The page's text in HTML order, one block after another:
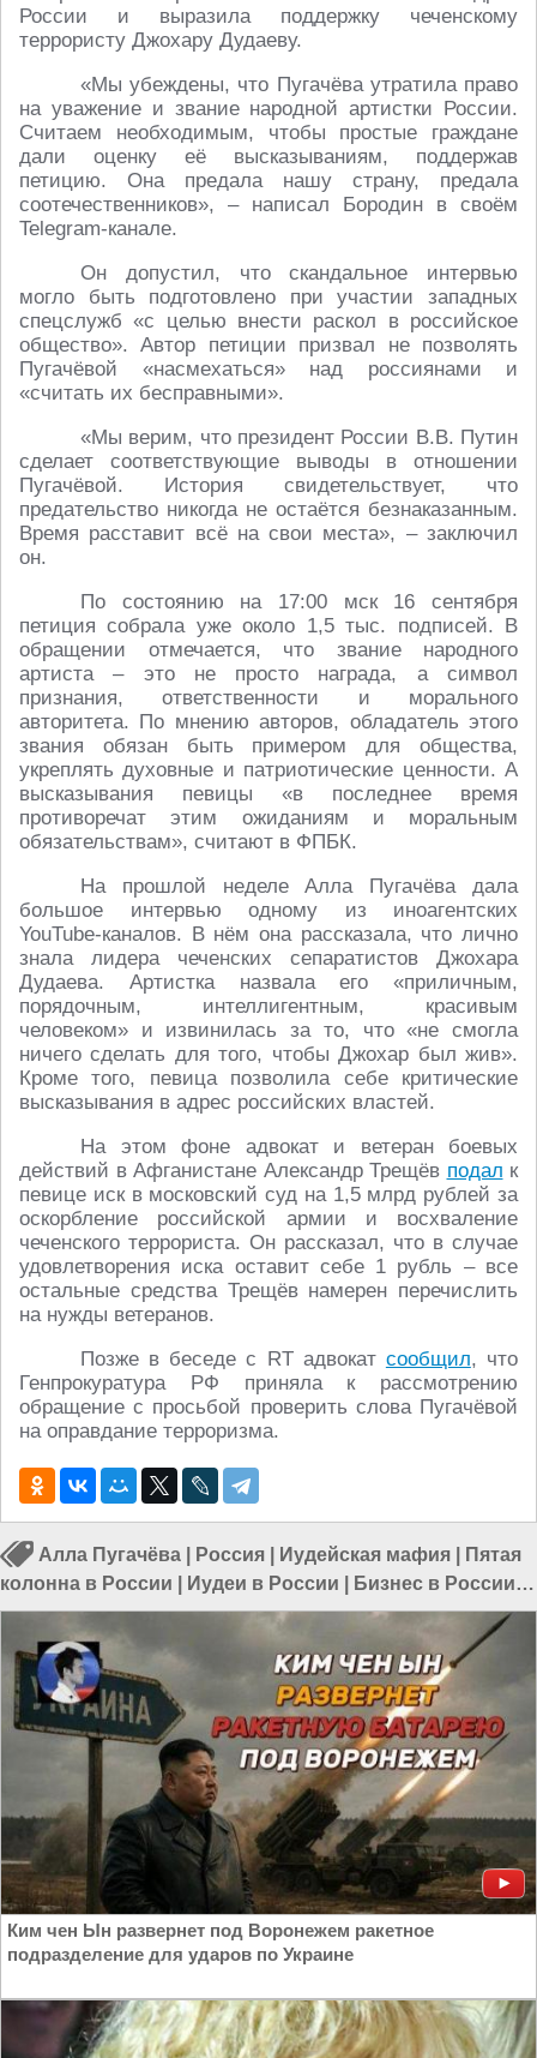
России и выразила поддержку чеченскому
террористу Джохару Дудаеву.
«Мы убеждены, что Пугачёва утратила право
на уважение и звание народной артистки России.
Считаем необходимым, чтобы простые граждане
дали оценку её высказываниям, поддержав
петицию. Она предала нашу страну, предала
соотечественников», – написал Бородин в своём
Telegram-канале.
Он допустил, что скандальное интервью
могло быть подготовлено при участии западных
спецслужб «с целью внести раскол в российское
общество». Автор петиции призвал не позволять
Пугачёвой «насмехаться» над россиянами и
«считать их бесправными».
«Мы верим, что президент России В.В. Путин
сделает соответствующие выводы в отношении
Пугачёвой. История свидетельствует, что
предательство никогда не остаётся безнаказанным.
Время расставит всё на свои места», – заключил
он.
По состоянию на 17:00 мск 16 сентября
петиция собрала уже около 1,5 тыс. подписей. В
обращении отмечается, что звание народного
артиста – это не просто награда, а символ
признания, ответственности и морального
авторитета. По мнению авторов, обладатель этого
звания обязан быть примером для общества,
укреплять духовные и патриотические ценности. А
высказывания певицы «в последнее время
противоречат этим ожиданиям и моральным
обязательствам», считают в ФПБК.
На прошлой неделе Алла Пугачёва дала
большое интервью одному из иноагентских
YouTube-каналов. В нём она рассказала, что лично
знала лидера чеченских сепаратистов Джохара
Дудаева. Артистка назвала его «приличным,
порядочным, интеллигентным, красивым
человеком» и извинилась за то, что «не смогла
ничего сделать для того, чтобы Джохар был жив».
Кроме того, певица позволила себе критические
высказывания в адрес российских властей.
На этом фоне адвокат и ветеран боевых
действий в Афганистане Александр Трещёв подал к
певице иск в московский суд на 1,5 млрд рублей за
оскорбление российской армии и восхваление
чеченского террориста. Он рассказал, что в случае
удовлетворения иска оставит себе 1 рубль – все
остальные средства Трещёв намерен перечислить
на нужды ветеранов.
Позже в беседе с RT адвокат сообщил, что
Генпрокуратура РФ приняла к рассмотрению
обращение с просьбой проверить слова Пугачёвой
на оправдание терроризма.
Алла Пугачёва Россия Иудейская мафия
Пятая
колонна в России
Иудеи в России Бизнес в России|
Музыка в России|Бизнес России
Ким чен Ын развернет под Воронежем ракетное
подразделение для ударов по Украине